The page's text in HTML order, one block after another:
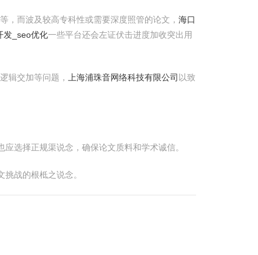
而波及较高专科性或需要深度照管的论文， 海口
发_seo优化一些平台还会左证伏击进度加收突出用
辑交加等问题， 上海浦珠音网络科技有限公司 以致
选择正规渠说念，确保论文质料和学术诚信。
战的根柢之说念。